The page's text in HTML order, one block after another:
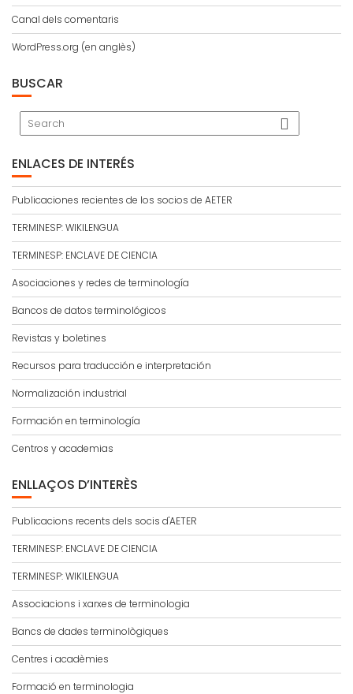
Canal dels comentaris
WordPress.org (en anglès)
BUSCAR
ENLACES DE INTERÉS
Publicaciones recientes de los socios de AETER
TERMINESP: WIKILENGUA
TERMINESP: ENCLAVE DE CIENCIA
Asociaciones y redes de terminología
Bancos de datos terminológicos
Revistas y boletines
Recursos para traducción e interpretación
Normalización industrial
Formación en terminología
Centros y academias
ENLLAÇOS D’INTERÈS
Publicacions recents dels socis d'AETER
TERMINESP: ENCLAVE DE CIENCIA
TERMINESP: WIKILENGUA
Associacions i xarxes de terminologia
Bancs de dades terminològiques
Centres i acadèmies
Formació en terminologia